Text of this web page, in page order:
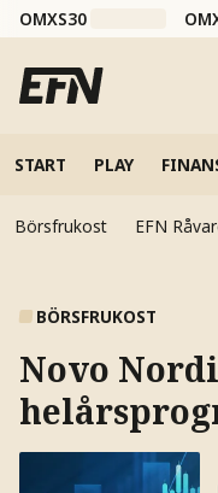
OMXS30
START PLAY
Börsfrukost EFN
BÖRSFRUKOST
Novo